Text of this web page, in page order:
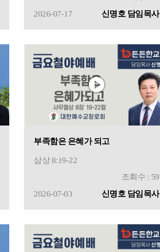
2026-07-17
신명호 담임목사
부족함은 은혜가 되고
삼상 8:19-22
조회수 : 59
2026-07-03
신명호 담임목사